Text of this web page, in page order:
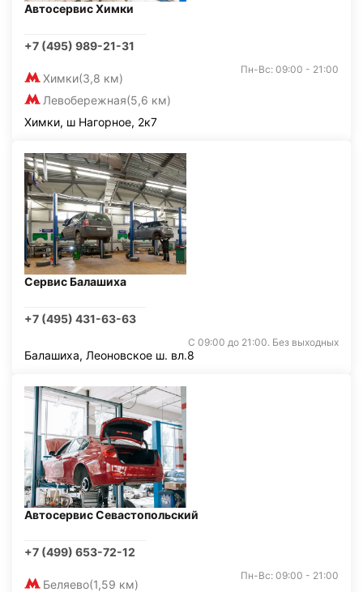
Автосервис Химки
+7 (495) 989-21-31
Химки(3,8 км)
Левобережная(5,6 км)
Пн-Вс: 09:00 - 21:00
Химки, ш Нагорное, 2к7
Сервис Балашиха
+7 (495) 431-63-63
С 09:00 до 21:00. Без выходных
Балашиха, Леоновское ш. вл.8
Автосервис Севастопольский
+7 (499) 653-72-12
Беляево(1,59 км)
Пн-Вс: 09:00 - 21:00